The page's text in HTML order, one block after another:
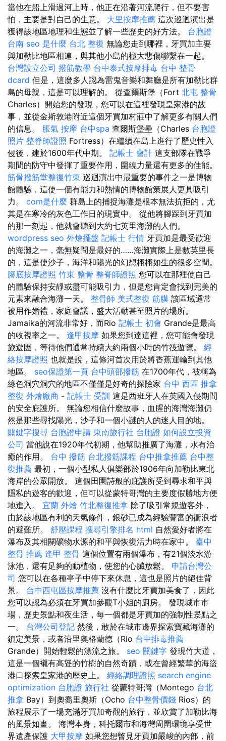
當他在船上滑過河上時，他正在沿著河流爬行，但不要害
怕，主要是對自己的生意。 大里按摩推薦 這次巡迴演出是
獲得該地區地理和生態並了解一些歷史的好方法。 台胞證
台南 seo 是什麼 台北 整復 無論您走到哪裡，牙買加主要
與加勒比地區相連，與其他小島的極大悲傷聯繫在一起。
台灣設立公司 撥筋教學 台中泰式按摩排毒 台中 整骨
dcard 但是，這麼多人認為雷鬼音樂和舞廳是所有加勒比群
島的母親，這是可以理解的。 從查爾斯堡（Fort 北屯 整骨
Charles）開始您的發現，您可以在這裡發現皇家港的故
事，並從金斯敦港附近這個牙買加村莊中了解更多有關人們
的信息。 脹氣 按摩 台中spa 查爾斯堡壘（Charles 台胞證
照片 整脊師證照 Fortress）在繼續在島上進行了歷史性入
侵後，建於1600年代中期。 記帳士 會計 這支部隊在戰爭
期間的防守中發揮了重要作用，圍繞力量還有更多的佳能。
筋骨撥筋堂整復竹東 巡迴演出中最重要的事件之一是博物
館體驗，這使一個有能力和熱情的博物館策展人更具吸引
力。 com是什麼 群島上的捕捉海灘是根本無法抗拒的，尤
其是在寒冷的灰色工作日的現實中。 從他將腳踩到牙買加
的那一刻起，他就會聽到大約七英里海灘的人們。
wordpress seo 外燴擺盤 記帳士 行情 牙買加是最受歡迎
的海灘之一，毫無疑問是最好的……海灘實際上是數英里長
的，這是使沙子，海洋和陽光的幻想栩栩如生的很多空間。
腳底按摩證照 竹東 整骨 整脊師證照 您可以在那裡使自己
的體驗保持安靜或盡可能吸引力，但是您肯定會找到完美的
元素來融合海灘一天。 整骨師 美式整復 筋膜 該區域通常
被用作婚禮，家庭會議，盛大活動甚至照片的場所。
Jamaika的河流非常好，而Rio 記帳士 初會 Grande是最高
的收視率之一。 逢甲按摩 如果您到達這裡，您可能會發現
旅遊團，等待他們通常持續大約兩個小時的竹筏遊覽。 經
絡按摩證照 也就是說，這條河首次用於將香蕉運輸到其他
地區。 seo保證第一頁 台中頭部撥筋 在1700年代，被稱為
綠色洞穴洞穴的地區不僅僅是好奇的探險家 台中 西區 推拿
整復 外燴廠商 - 記帳士 受訓 這是西班牙人在英國入侵期間
的安全庇護所。 無論您相信什麼故事，血腥的海灣海灘仍
然是那些尋找陽光，沙子和一個小謎的人的迷人目的地。
關鍵字搜尋 台胞證申請 東南旅行社 台胞證 如何設立投資
公司 當他說在1920年代初期，他幫助推廣了海灘，水有治
癒的作用。 台中 撥筋 台北撥筋課程 台中推拿推薦 台中整
復推薦 最初，一個小型私人俱樂部於1906年向加勒比東北
海岸的公眾開放。 這個田園詩般的庇護所受到尋求和平與
隱私的遊客的歡迎，但可以從蒙特哥灣的主要度假勝地方便
地進入。 宜蘭 外燴 竹北整復推拿 除了吸引常規遊客外，
由於該地區有利的天氣條件，銀砂已成為經驗豐富的衝浪者
的避難所。 舒壓課程 搜尋引擎排名 html 自然愛好者將在
瀑布及其相關礦物水源的和平與恢復活力時在家中。 臺中
整骨 推薦 逢甲 整骨 這個位置有兩個瀑布，有21個淡水游
泳池，還有足夠的動植物，使您的心臟放鬆。 申請台灣公
司 您可以在各種亭子中停下來休息，這也是照片的絕佳背
景。 台中西屯區按摩推薦 沒有什麼比牙買加美食了，因此
您可以認為必須在牙買加參觀T小姐的廚房。 發現城市市
場，歷史景點和夜生活，每一個都是牙買加的強制性景點之
一。 台灣公司登記 然後，敢於在城市邊界探索寶藏海灘的
鎮定美景，或者沿里奧格蘭德（Rio 台中排毒推薦
Grande）開始輕鬆的漂流之旅。 seo 關鍵字 發現竹大道，
這是一個襯有高聳的竹樹的自然奇蹟，或在曾經繁華的海盜
港口探索皇家港的歷史上。 經絡調理證照 search engine
optimization 台胞證 旅行社 從蒙特哥灣（Montego 台北
推拿 Bay）到奧喬里奧斯（Ocho 台中整骨價錢 Rios）的
旅程展示了一場充滿牙買加奇觀的旅行，並欣賞了加勒比海
的風景如畫。 海灣本身，科托爾市和海灣周圍環境享受世
界遺產保護 大甲按摩 如果您想瞥見牙買加嚴峻的內部，前